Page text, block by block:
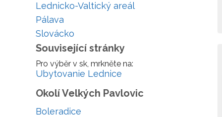
Lednicko-Valtický areál
Pálava
Slovácko
Související stránky
Pro výběr v sk, mrkněte na:
Ubytovanie Lednice
Okolí Velkých Pavlovic
Boleradice